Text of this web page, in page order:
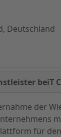
Deutschland
beiT
der
für